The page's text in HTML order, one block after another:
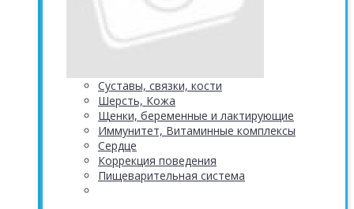
Суставы, связки, кости
Шерсть, Кожа
Щенки, беременные и лактирующие
Иммунитет, Витаминные комплексы
Сердце
Коррекция поведения
Пищеварительная система